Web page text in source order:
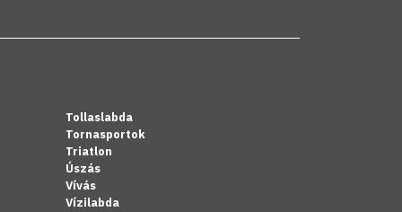
Tollaslabda
Tornasportok
Triatlon
Úszás
Vívás
Vízilabda